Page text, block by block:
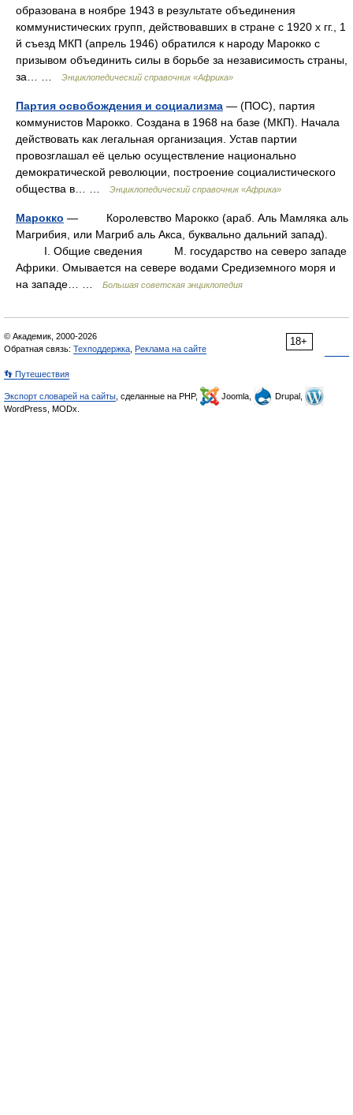
образована в ноябре 1943 в результате объединения
коммунистических групп, действовавших в стране с 1920 х гг., 1
й съезд МКП (апрель 1946) обратился к народу Марокко с
призывом объединить силы в борьбе за независимость страны,
за… …
Энциклопедический справочник «Африка»
Партия освобождения и социализма — (ПОС), партия
коммунистов Марокко. Создана в 1968 на базе (МКП). Начала
действовать как легальная организация. Устав партии
провозглашал её целью осуществление национально
демократической революции, построение социалистического
общества в… …
Энциклопедический справочник «Африка»
Марокко — Королевство Марокко (араб. Аль Мамляка аль
Магрибия, или Магриб аль Акса, буквально дальний запад).
I. Общие сведения М. государство на северо западе
Африки. Омывается на севере водами Средиземного моря и
на западе… …
Большая советская энциклопедия
18+
© Академик, 2000-2026
Обратная связь: Техподдержка Реклама на сайте
👣 Путешествия
Экспорт словарей на сайты , сделанные на PHP, Joomla,
Drupal,
WordPress, MODx.